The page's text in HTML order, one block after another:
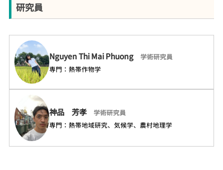
研究員
Nguyen Thi Mai Phuong
学術研究員
専門：熱帯作物学
神品 芳孝
学術研究員
専門：熱帯地域研究、気候学、農村地理学